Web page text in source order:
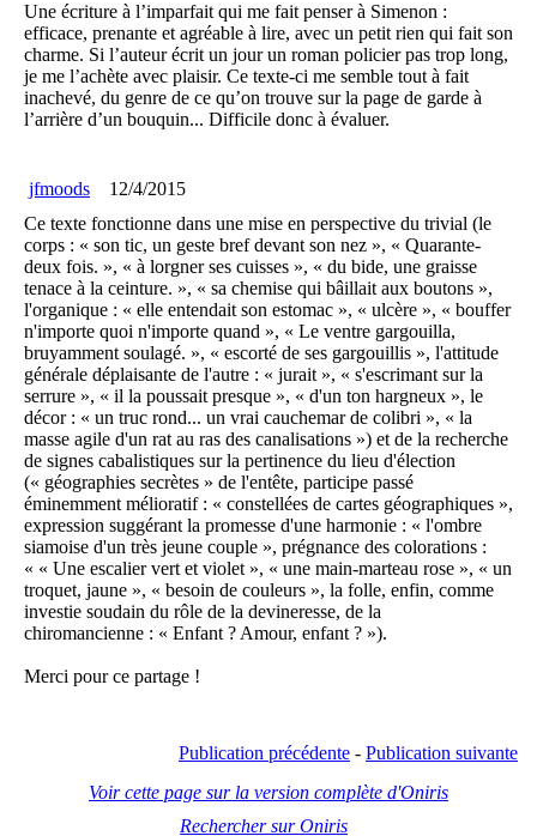
Une écriture à l’imparfait qui me fait penser à Simenon :
efficace, prenante et agréable à lire, avec un petit rien qui fait son
charme. Si l’auteur écrit un jour un roman policier pas trop long,
je me l’achète avec plaisir. Ce texte-ci me semble tout à fait
inachevé, du genre de ce qu’on trouve sur la page de garde à
l’arrière d’un bouquin... Difficile donc à évaluer.
jfmoods
12/4/2015
Ce texte fonctionne dans une mise en perspective du trivial (le
corps : « son tic, un geste bref devant son nez », « Quarante-
deux fois. », « à lorgner ses cuisses », « du bide, une graisse
tenace à la ceinture. », « sa chemise qui bâillait aux boutons »,
l'organique : « elle entendait son estomac », « ulcère », « bouffer
n'importe quoi n'importe quand », « Le ventre gargouilla,
bruyamment soulagé. », « escorté de ses gargouillis », l'attitude
générale déplaisante de l'autre : « jurait », « s'escrimant sur la
serrure », « il la poussait presque », « d'un ton hargneux », le
décor : « un truc rond... un vrai cauchemar de colibri », « la
masse agile d'un rat au ras des canalisations ») et de la recherche
de signes cabalistiques sur la pertinence du lieu d'élection
(« géographies secrètes » de l'entête, participe passé
éminemment mélioratif : « constellées de cartes géographiques »,
expression suggérant la promesse d'une harmonie : « l'ombre
siamoise d'un très jeune couple », prégnance des colorations :
« « Une escalier vert et violet », « une main-marteau rose », « un
troquet, jaune », « besoin de couleurs », la folle, enfin, comme
investie soudain du rôle de la devineresse, de la
chiromancienne : « Enfant ? Amour, enfant ? »).
Merci pour ce partage !
Publication précédente - Publication suivante
Voir cette page sur la version complète d'Oniris
Rechercher sur Oniris